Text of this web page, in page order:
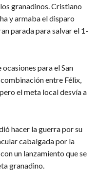
granadinos. Cristiano
y armaba el disparo
parada para salvar el 1-
para el San
combinación entre Félix,
el meta local desvía a
hacer la guerra por su
cabalgada por la
un lanzamiento que se
granadino.